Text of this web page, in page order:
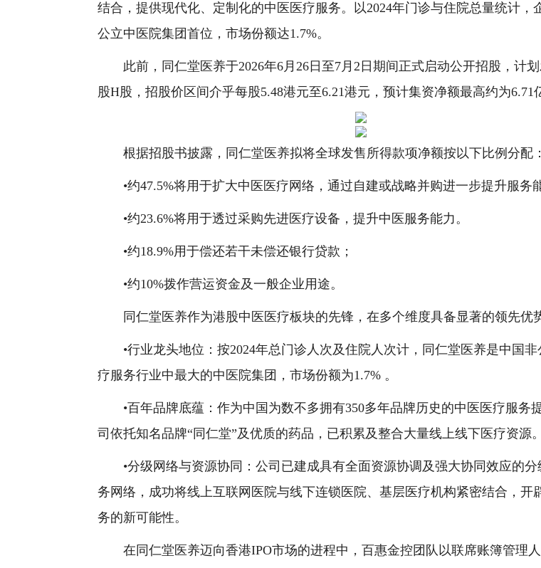
结合，提供现代化、定制化的中医医疗服务。以2024年门诊与住院总量统计，
公立中医院集团首位，市场份额达1.7%。
此前，同仁堂医养于2026年6月26日至7月2日期间正式启动公开招股，计划
股H股，招股价区间介乎每股5.48港元至6.21港元，预计集资净额最高约为6.71
根据招股书披露，同仁堂医养拟将全球发售所得款项净额按以下比例分配：
•约47.5%将用于扩大中医医疗网络，通过自建或战略并购进一步提升服务
•约23.6%将用于透过采购先进医疗设备，提升中医服务能力。
•约18.9%用于偿还若干未偿还银行贷款；
•约10%拨作营运资金及一般企业用途。
同仁堂医养作为港股中医医疗板块的先锋，在多个维度具备显著的领先优
•行业龙头地位：按2024年总门诊人次及住院人次计，同仁堂医养是中国非
疗服务行业中最大的中医院集团，市场份额为1.7% 。
•百年品牌底蕴：作为中国为数不多拥有350多年品牌历史的中医医疗服务
司依托知名品牌“同仁堂”及优质的药品，已积累及整合大量线上线下医疗资源。
•分级网络与资源协同：公司已建成具有全面资源协调及强大协同效应的分
务网络，成功将线上互联网医院与线下连锁医院、基层医疗机构紧密结合，开
务的新可能性。
在同仁堂医养迈向香港IPO市场的进程中，百惠金控团队以联席账簿管理